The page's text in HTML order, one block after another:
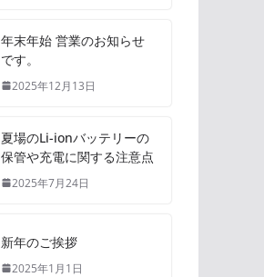
年末年始 営業のお知らせ
です。
2025年12月13日
夏場のLi-ionバッテリーの
保管や充電に関する注意点
2025年7月24日
新年のご挨拶
2025年1月1日